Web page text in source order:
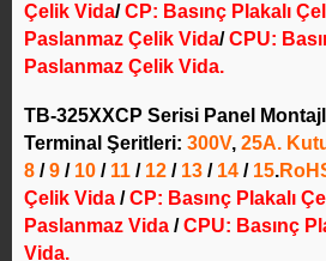
Çelik Vida/CP: Basınç Plakalı
Paslanmaz Çelik Vida/CPU:
Paslanmaz Çelik Vida.
TB-325XXCP Serisi Panel
Terminal Şeritleri: 300V, 25A.
8 /9 /10 /11 /12 /13 /14 /15.
Çelik Vida /CP: Basınç Plakalı
Paslanmaz Vida /CPU: Basınç
Vida.